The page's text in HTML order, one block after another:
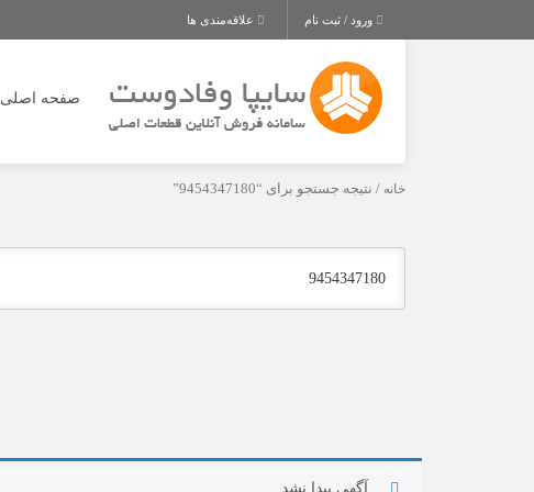
ورود / ثبت نام علاقه‌مندی ها
صفحه اصلی
خانه / نتیجه جستجو برای “9454347180”
آگهی پیدا نشد